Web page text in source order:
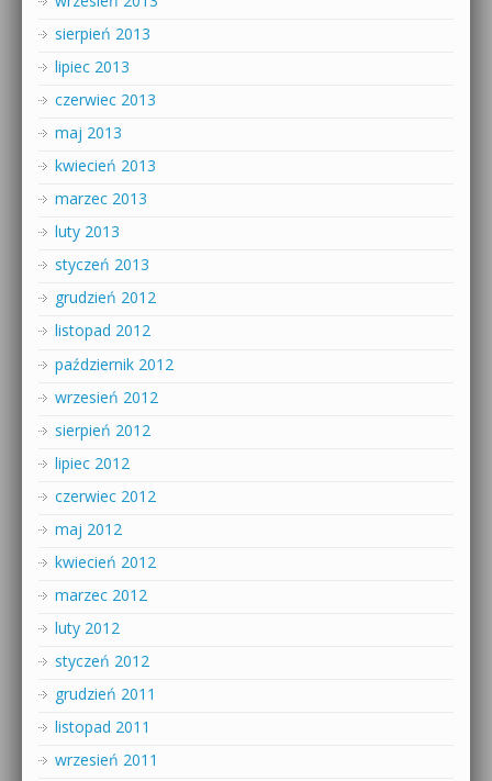
sierpień 2013
lipiec 2013
czerwiec 2013
maj 2013
kwiecień 2013
marzec 2013
luty 2013
styczeń 2013
grudzień 2012
listopad 2012
październik 2012
wrzesień 2012
sierpień 2012
lipiec 2012
czerwiec 2012
maj 2012
kwiecień 2012
marzec 2012
luty 2012
styczeń 2012
grudzień 2011
listopad 2011
wrzesień 2011